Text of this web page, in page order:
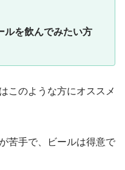
ルを飲んでみたい方
はこのような方にオススメ
苦手で、ビールは得意で